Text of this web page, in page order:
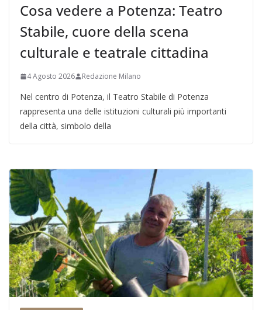
Cosa vedere a Potenza: Teatro
Stabile, cuore della scena
culturale e teatrale cittadina
4 Agosto 2026 Redazione Milano
Nel centro di Potenza, il Teatro Stabile di Potenza
rappresenta una delle istituzioni culturali più importanti
della città, simbolo della